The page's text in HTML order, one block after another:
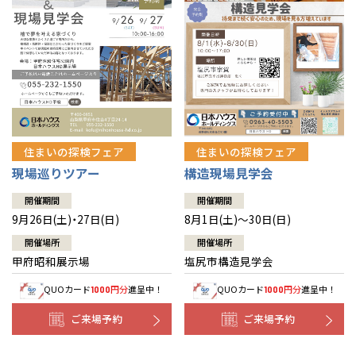
住まいの探検フェア
現場巡りツアー
開催期間
9月26日(土)・27日(日)
開催場所
甲府昭和展示場
QUOカード1000円分進呈中！
ご来場予約
住まいの探検フェア
構造現場見学会
開催期間
8月1日(土)～30日(日)
開催場所
塩尻市構造見学会
QUOカード1000円分進呈中！
ご来場予約